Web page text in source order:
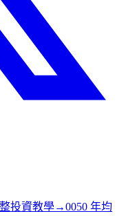
投資教學→0050 年均